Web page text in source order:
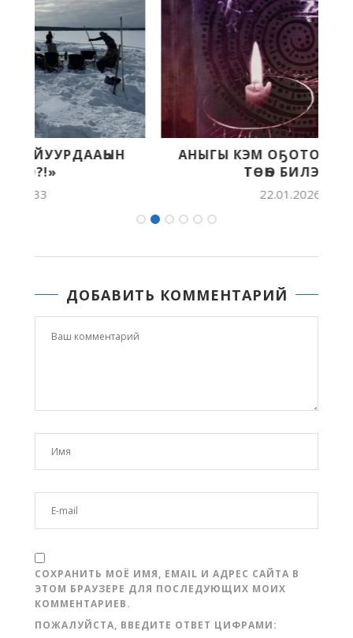
АНЫГЫ КЭМ ОҔОТО ТАҤХА ТУҺУНАН
ДОБАВИТЬ КОММЕНТАРИЙ
СОХРАНИТЬ МОЁ ИМЯ, EMAIL И АДРЕС САЙТА В
ЭТОМ БРАУЗЕРЕ ДЛЯ ПОСЛЕДУЮЩИХ МОИХ
КОММЕНТАРИЕВ.
ПОЖАЛУЙСТА, ВВЕДИТЕ ОТВЕТ ЦИФРАМИ: